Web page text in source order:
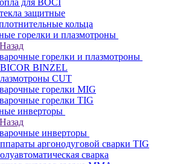
для BOCI
защитные
кольца
горелки и плазмотроны
Назад
горелки и плазмотроны
BINZEL
CUT
горелки MIG
горелки TIG
инверторы
Назад
инверторы
аргонодуговой сварки TIG
сварка